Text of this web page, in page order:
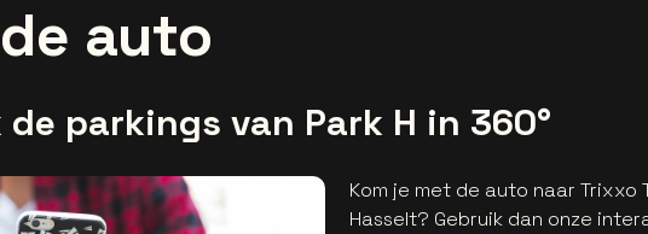
auto
de parkings van Park H in 360°
Kom je met de auto naar Trixxo
Hasselt? Gebruik dan onze